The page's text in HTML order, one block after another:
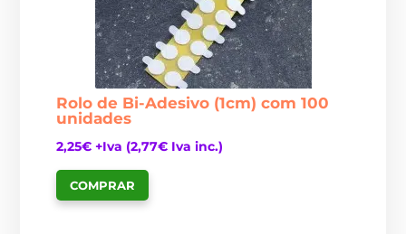
Rolo de Bi-Adesivo (1cm) com 100
unidades
2,25€ +Iva (2,77€ Iva inc.)
COMPRAR